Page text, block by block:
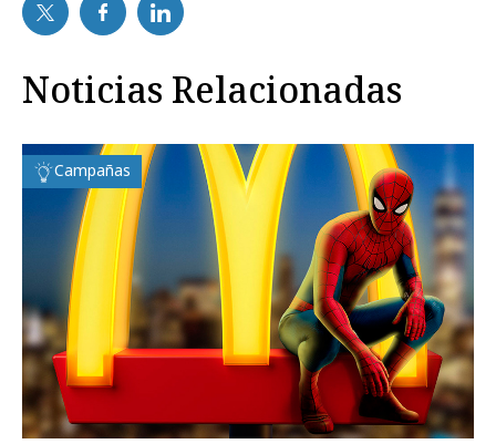
Noticias Relacionadas
Campañas